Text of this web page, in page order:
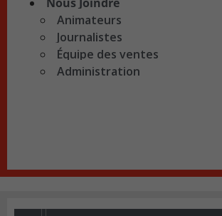
Animateurs
Journalistes
Équipe des ventes
Administration